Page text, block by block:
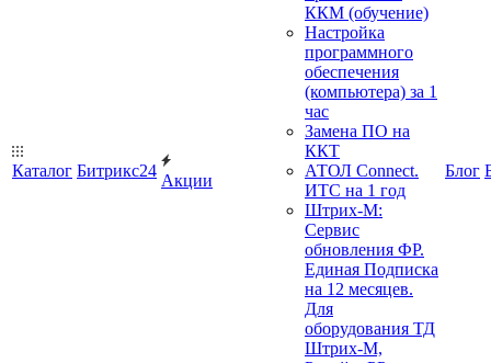
Каталог Битрикс24
Акции
ККМ (обучение)
Настройка
программного
обеспечения
(компьютера) за 1
час
Замена ПО на
ККТ
АТОЛ Connect.
ИТС на 1 год
Штрих-М:
Сервис
обновления ФР.
Единая Подписка
на 12 месяцев.
Для
оборудования ТД
Штрих-М,
Блог